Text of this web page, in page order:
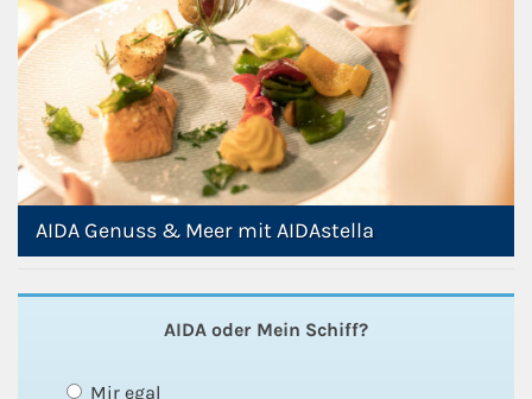
AIDA Genuss & Meer mit AIDAstella
AIDA oder Mein Schiff?
Mir egal